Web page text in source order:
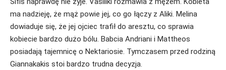
ma nadzieję, że mąż powie jej, co go łączy z Aliki. Melina
dowiaduje się, że jej ojciec trafił do aresztu, co sprawia
kobiecie bardzo dużo bólu. Babcia Andriani i Mattheos
posiadają tajemnicę o Nektariosie. Tymczasem przed rodziną
Giannakakis stoi bardzo trudna decyzja.